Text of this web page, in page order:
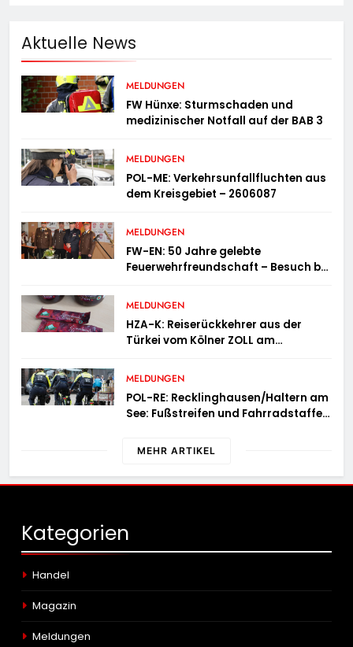
Aktuelle News
MELDUNGEN
FW Hünxe: Sturmschaden und
medizinischer Notfall auf der BAB 3
MELDUNGEN
POL-ME: Verkehrsunfallfluchten aus
dem Kreisgebiet – 2606087
MELDUNGEN
FW-EN: 50 Jahre gelebte
Feuerwehrfreundschaft – Besuch bei
Österreich
MELDUNGEN
HZA-K: Reiserückkehrer aus der
Türkei vom Kölner ZOLL am
Potenzhonig erwischt / Gefährlicher
Trend hält an
MELDUNGEN
POL-RE: Recklinghausen/Haltern am
See: Fußstreifen und Fahrradstaffel
MEHR ARTIKEL
Kategorien
Handel
Magazin
Meldungen